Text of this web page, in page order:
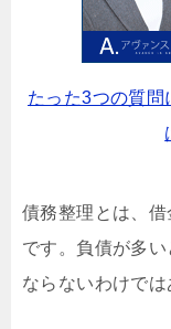
たった3つの質問
債務整理とは、
です。負債が多
ならないわけでは